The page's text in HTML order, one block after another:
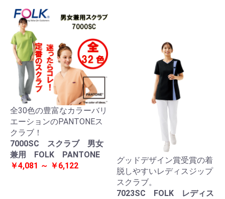
全30色の豊富なカラーバリ
エーションのPANTONEス
クラブ！
7000SC スクラブ 男女
兼用 FOLK PANTONE
￥4,081 ～ ￥6,122
グッドデザイン賞受賞の着
脱しやすいレディスジップ
スクラブ。
7023SC FOLK レディス